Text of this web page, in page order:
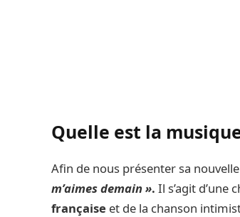
Quelle est la
Afin de nous présenter sa
m’aimes demain ». Il s’agit d’une
française et de la chanson